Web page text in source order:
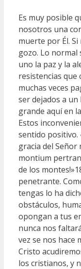
Es muy posible
nosotros una
muerte por Él.
gozo. Lo normal
uno la paz y la
resistencias que
muchas veces
ser dejados a
grande aquí en
Estos
sentido positivo.
gracia del Señor
montium
de los
penetrante.
tengas lo ha
obstáculos,
opongan a tus
nunca nos
vez se nos hace
Cristo
los cristianos, y